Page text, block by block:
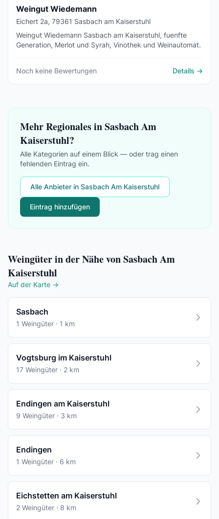
Weingut Wiedemann
Eichert 2a, 79361 Sasbach am Kaiserstuhl
Weingut Wiedemann Sasbach am Kaiserstuhl, fuenfte
Generation, Merlot und Syrah, Vinothek und Weinautomat.
Noch keine Bewertungen Details →
Mehr Regionales in Sasbach Am
Kaiserstuhl?
Alle Kategorien auf einem Blick — oder trag einen
fehlenden Eintrag ein.
Alle Anbieter in Sasbach Am Kaiserstuhl
Eintrag hinzufügen
Weingüter in der Nähe von Sasbach Am
Kaiserstuhl
Auf der Karte →
Sasbach
1 Weingüter · 1 km
Vogtsburg im Kaiserstuhl
17 Weingüter · 2 km
Endingen am Kaiserstuhl
9 Weingüter · 3 km
Endingen
1 Weingüter · 6 km
Eichstetten am Kaiserstuhl
2 Weingüter · 8 km